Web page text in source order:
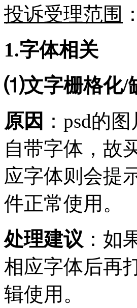
投诉受理范围 ：
1.字体相关
⑴文字栅格化/
原因 ： psd的
自带字体，故
应字体则会提
件正常使用。
处理建议 ：如
相应字体后再
辑使用。